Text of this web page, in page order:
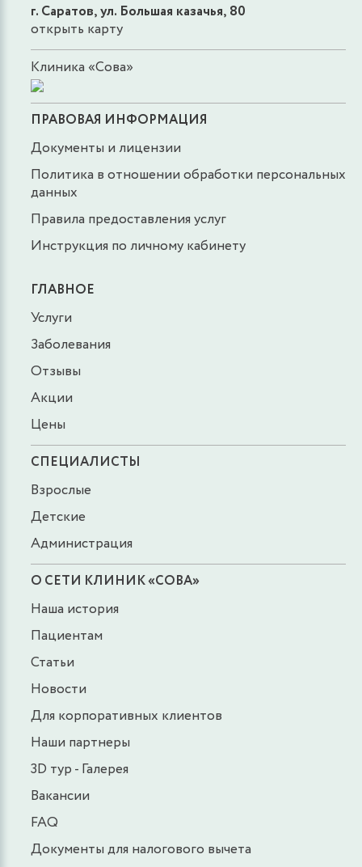
г. Саратов, ул. Большая казачья, 80
открыть карту
Клиника «Сова»
ПРАВОВАЯ ИНФОРМАЦИЯ
Документы и лицензии
Политика в отношении обработки персональных
данных
Правила предоставления услуг
Инструкция по личному кабинету
ГЛАВНОЕ
Услуги
Заболевания
Отзывы
Акции
Цены
СПЕЦИАЛИСТЫ
Взрослые
Детские
Администрация
О СЕТИ КЛИНИК «СОВА»
Наша история
Пациентам
Статьи
Новости
Для корпоративных клиентов
Наши партнеры
3D тур - Галерея
Вакансии
FAQ
Документы для налогового вычета